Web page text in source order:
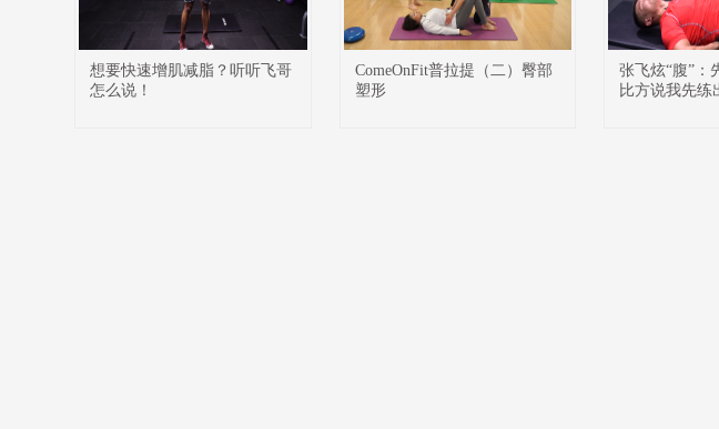
想要快速增肌减脂？听听飞哥
怎么说！
ComeOnFit普拉提（二）臀部
塑形
张飞炫“腹”：
比方说我先练